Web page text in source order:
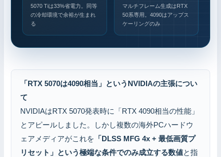
5070 Tiは33%省電力。同等
の冷却環境で余裕が生まれ
る
マルチフレーム生成はRTX
50系専用。4090はアップス
ケーリングのみ
「RTX 5070は4090相当」というNVIDIAの主張につい
て
NVIDIAはRTX 5070発表時に「RTX 4090相当の性能」
とアピールしました。しかし複数の海外PCハードウ
ェアメディアがこれを 「DLSS MFG 4x + 最低画質プ
リセット」という極端な条件でのみ成立する数値と指